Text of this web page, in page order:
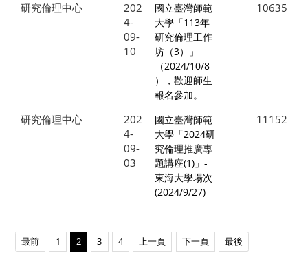
研究倫理中心
202
4-
09-
10
國立臺灣師範
大學「113年
研究倫理工作
坊（3）」
（2024/10/8
），歡迎師生
報名參加。
10635
研究倫理中心
202
4-
09-
03
國立臺灣師範
大學「2024研
究倫理推廣專
題講座(1)」-
東海大學場次
(2024/9/27)
11152
最前 1 2 3 4 上一頁 下一頁 最後